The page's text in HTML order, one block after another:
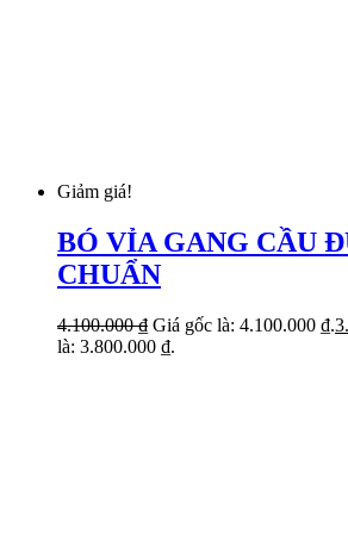
Giảm giá!
BÓ VỈA GANG CẦU
CHUẨN
4.100.000₫ Giá gốc là: 4.100.000 ₫.
là: 3.800.000 ₫.